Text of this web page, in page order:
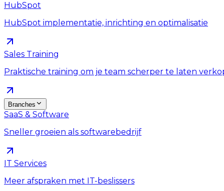
HubSpot
HubSpot implementatie, inrichting en optimalisatie
Sales Training
Praktische training om je team scherper te laten
Branches
SaaS & Software
Sneller groeien als softwarebedrijf
IT Services
Meer afspraken met IT-beslissers